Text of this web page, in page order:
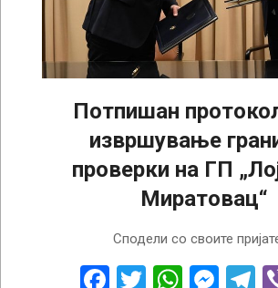
Потпишан
извршување
проверки на ГП
Миратовац“
Сподели со своите
Facebook
Twitter